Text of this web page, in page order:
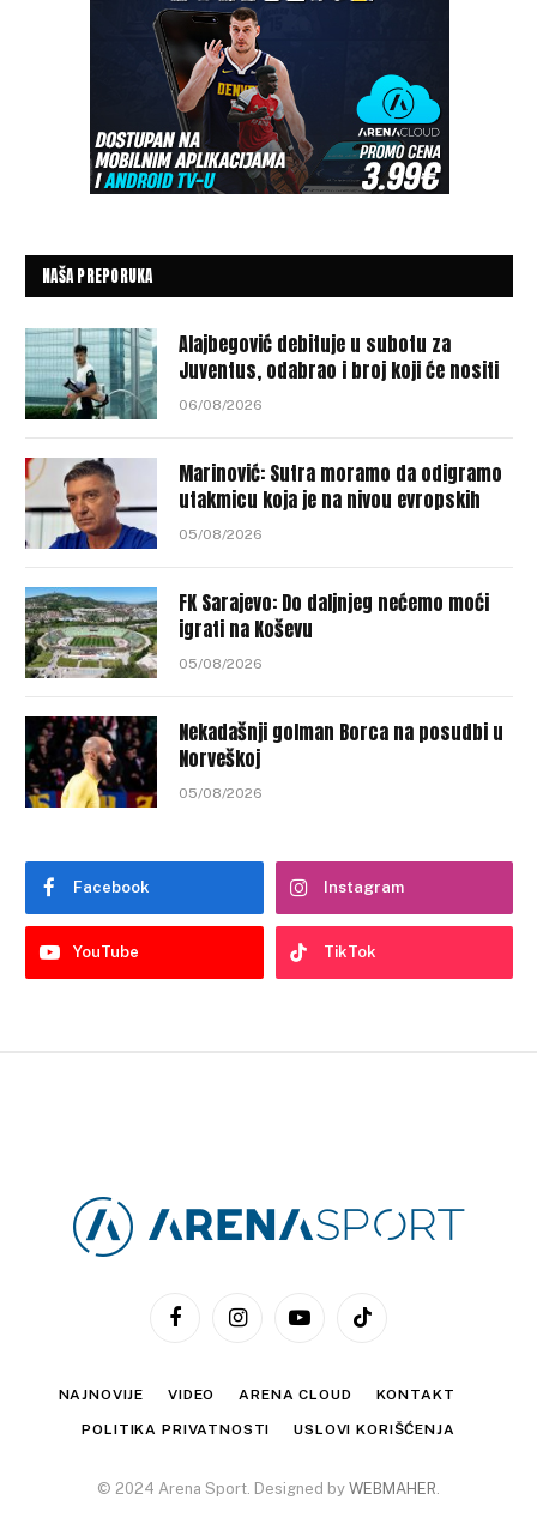
NAŠA PREPORUKA
Alajbegović debituje u subotu za
Juventus, odabrao i broj koji će nositi
06/08/2026
Marinović: Sutra moramo da odigramo
utakmicu koja je na nivou evropskih
05/08/2026
FK Sarajevo: Do daljnjeg nećemo moći
igrati na Koševu
05/08/2026
Nekadašnji golman Borca na posudbi u
Norveškoj
05/08/2026
Facebook Instagram
YouTube TikTok
FacebookInstagramYouTubeTikTok
NAJNOVIJE VIDEO ARENA CLOUD KONTAKT
POLITIKA PRIVATNOSTI USLOVI KORIŠĆENJA
© 2024 Arena Sport. Designed by WEBMAHER.